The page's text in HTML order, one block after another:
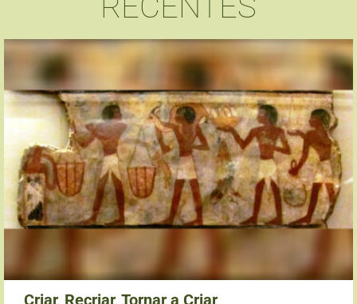
Criar, Recriar, Tornar a Criar